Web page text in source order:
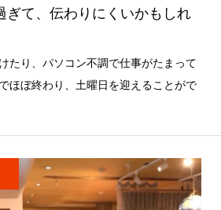
ぎて、伝わりにくいかもしれ
たり、パソコン不調で仕事がたまって
ほぼ終わり、土曜日を迎えることがで